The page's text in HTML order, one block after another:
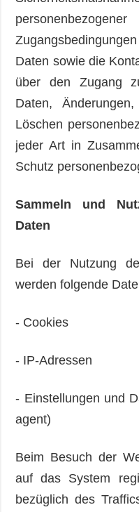
Daten sowie die
über den Zugang
Daten,
Löschen
jeder Art in
Schutz
Sammeln und
Daten
Bei der Nutzung
werden folgende
- Cookies
- IP-Adressen
- Einstellungen und
agent)
Beim Besuch der
auf das System
bezüglich des